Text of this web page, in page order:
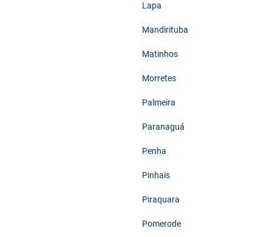
Lapa
Mandirituba
Matinhos
Morretes
Palmeira
Paranaguá
Penha
Pinhais
Piraquara
Pomerode